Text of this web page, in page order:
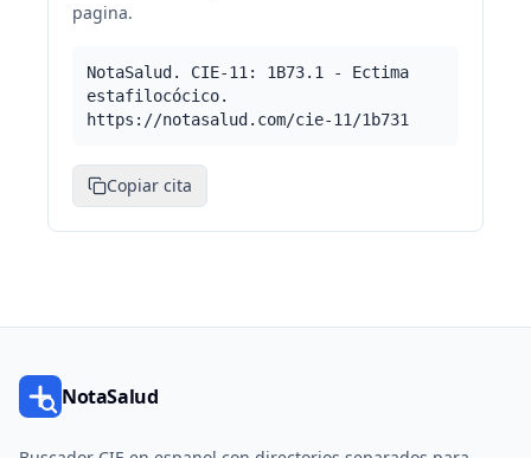
pagina.
NotaSalud. CIE-11: 1B73.1 - Ectima
estafilocócico.
https://notasalud.com/cie-11/1b731
Copiar cita
NotaSalud